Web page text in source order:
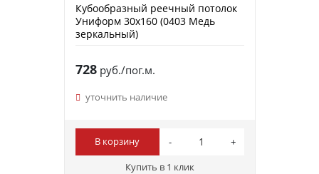
Кубообразный реечный потолок
Униформ 30х160 (0403 Медь
зеркальный)
728руб./пог.м.
уточнить наличие
В корзину
Купить в 1 клик